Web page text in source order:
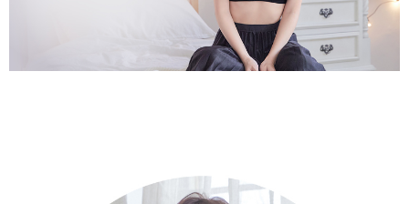
2.基於同意付款使用「大哥付你分期」之契約關係目的，商店將以您的個人
資料（包含姓名、電話或地址）提供予台灣大哥大進項蒐集、處理及利用，
由本公司與您本人進行分期帳單所需資料之確認、核對及更正。
3.完整用戶服務條款，請詳閱以下連結：https://oppay.tw/userRule
※ 交易是否成功請以「AFTEE先享後付 」之結帳頁面顯示為準，若有關於
是否繳費成功／繳費後需取消欲退款等相關疑問，請聯繫「AFTEE先享後付
https://netprotections.freshdesk.com/support/home
３．未成年的使用者請事先徵得法定代理人或監護人之同意方可使用
「AFTEE先享後付」，若未經同意申辦者引起之損失，本公司不負相關責
每筆NT$80，滿NT$499(含以上)免運費
每筆NT$80，滿NT$799(含以上)免運費
每筆NT$80，滿NT$799(含以上)免運費